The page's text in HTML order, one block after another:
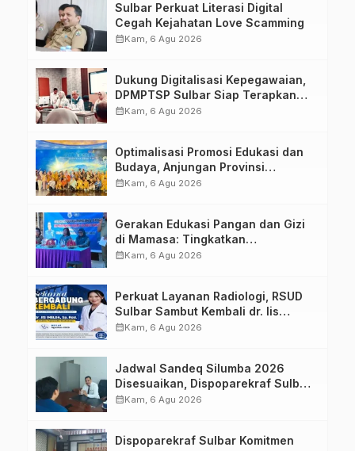
Sulbar Perkuat Literasi Digital
Cegah Kejahatan Love Scamming
calendar_monthKam, 6 Agu 2026
Dukung Digitalisasi Kepegawaian,
DPMPTSP Sulbar Siap Terapkan
Aplikasi FLEKSI ASN
calendar_monthKam, 6 Agu 2026
Optimalisasi Promosi Edukasi dan
Budaya, Anjungan Provinsi
Sulawesi Barat Perkuat Kolaborasi
calendar_monthKam, 6 Agu 2026
Gerakan Edukasi Pangan dan Gizi
di Mamasa: Tingkatkan
Pengetahuan dan Keterampilan
calendar_monthKam, 6 Agu 2026
Perkuat Layanan Radiologi, RSUD
Sulbar Sambut Kembali dr. Iis
Imelda, Sp.Rad
calendar_monthKam, 6 Agu 2026
Jadwal Sandeq Silumba 2026
Disesuaikan, Dispoparekraf Sulbar
Pastikan Persiapan Tetap
calendar_monthKam, 6 Agu 2026
Dispoparekraf Sulbar Komitmen